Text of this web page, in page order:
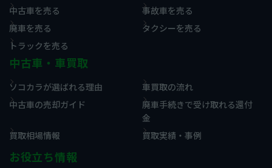
中古車を売る
事故車を売る
廃車を売る
タクシーを売る
トラックを売る
中古車・車買取
ソコカラが選ばれる理由
車買取の流れ
中古車の売却ガイド
廃車手続きで受け取れる還付
金
買取相場情報
買取実績・事例
お役立ち情報